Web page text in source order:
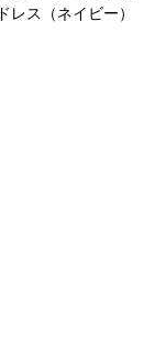
ドレス（ネイビー）